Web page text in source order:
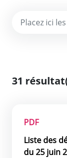
31
PDF
Liste des
du 25 juin